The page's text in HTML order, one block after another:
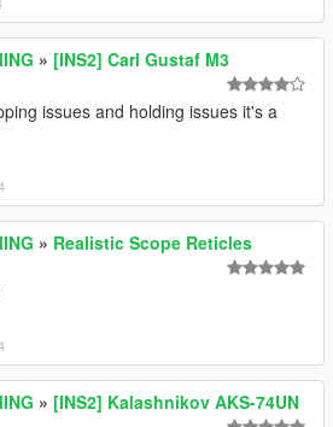
» [INS2] Carl Gustaf M3
issues and holding issues it's a
» Realistic Scope Reticles
» [INS2] Kalashnikov AKS-74UN